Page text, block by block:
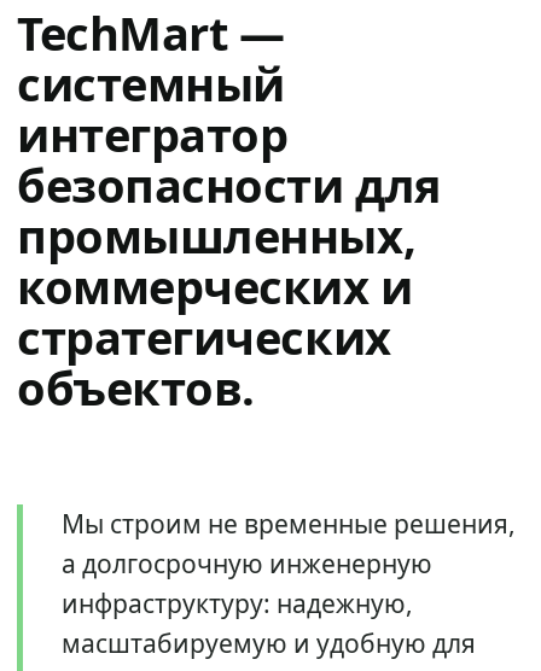
TechMart —
системный
интегратор
безопасности для
промышленных,
коммерческих и
стратегических
объектов.
Мы строим не временные решения,
а долгосрочную инженерную
инфраструктуру: надежную,
масштабируемую и удобную для